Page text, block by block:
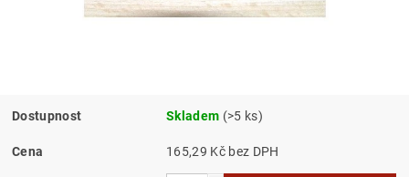
Dostupnost Skladem (>5 ks)
Cena 165,29 Kč bez DPH